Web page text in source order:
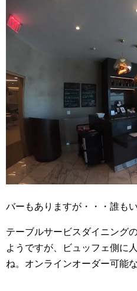
バーもありますが・・・誰もい
テーブルサービスダイニング
ようですが、ビュッフェ側に
ね。オンラインオーダー可能